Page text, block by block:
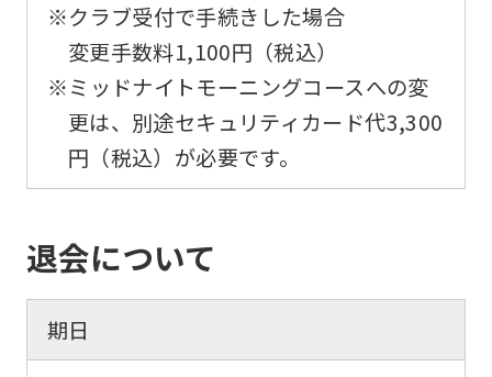
※クラブ受付で手続きした場合
変更手数料1,100円（税込）
※ミッドナイトモーニングコースへの変
更は、別途セキュリティカード代3,300
円（税込）が必要です。
退会について
期日
to
return
to
the
top
you